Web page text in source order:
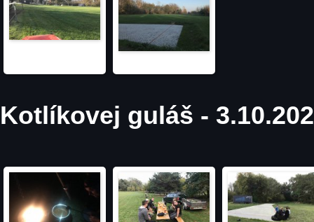
Kotlíkovej guláš -